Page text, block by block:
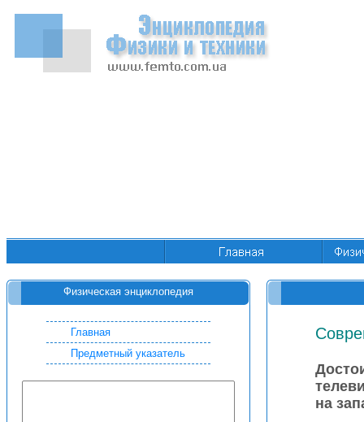
Физическая энциклопедия
Главная
Предметный указатель
на